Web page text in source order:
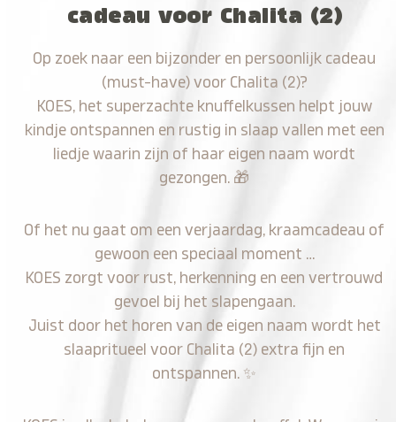
cadeau voor Chalita (2)
Op zoek naar een bijzonder en persoonlijk cadeau
(must-have) voor Chalita (2)?
KOES, het superzachte knuffelkussen helpt jouw
kindje ontspannen en rustig in slaap vallen met een
liedje waarin zijn of haar eigen naam wordt
gezongen. 🎁
Of het nu gaat om een verjaardag, kraamcadeau of
gewoon een speciaal moment …
KOES zorgt voor rust, herkenning en een vertrouwd
gevoel bij het slapengaan.
Juist door het horen van de eigen naam wordt het
slaapritueel voor Chalita (2) extra fijn en
ontspannen. ✨